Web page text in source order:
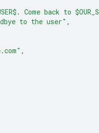
Come back to
to the user" ,
,